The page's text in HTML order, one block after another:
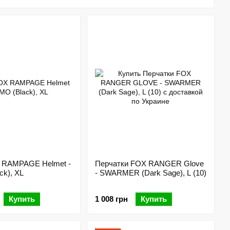
для велосипедистов:
Helmet -
XL
Купить
Перчатки FOX RANGER Glove
- SWARMER (Dark Sage), L (10)
1 008 грн Купить